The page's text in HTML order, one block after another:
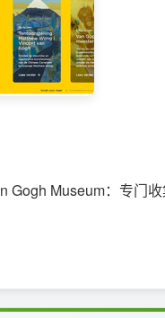
Gogh Museum：专门